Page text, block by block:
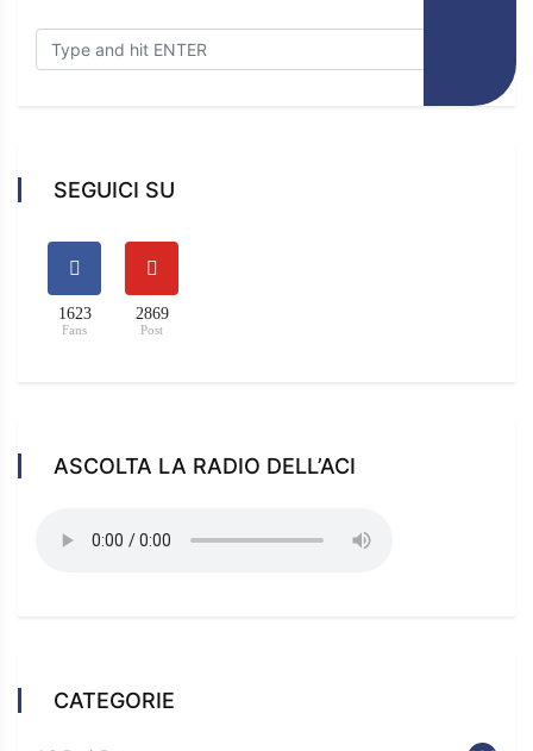
SEGUICI SU
1623
Fans
2869
Post
ASCOLTA LA RADIO DELL’ACI
CATEGORIE